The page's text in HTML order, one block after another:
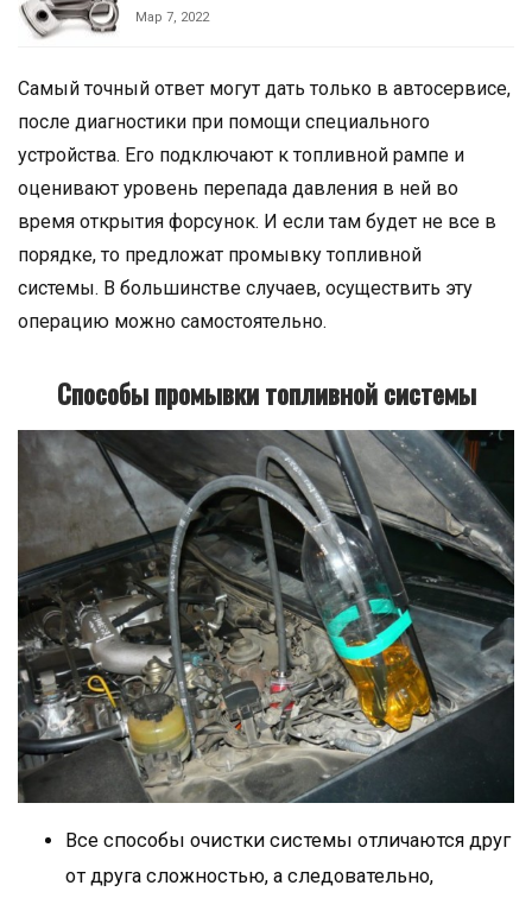
Мар 7, 2022
Самый точный ответ могут дать только в автосервисе,
после диагностики при помощи специального
устройства. Его подключают к топливной рампе и
оценивают уровень перепада давления в ней во
время открытия форсунок. И если там будет не все в
порядке, то предложат промывку топливной
системы. В большинстве случаев, осуществить эту
операцию можно самостоятельно.
Способы промывки топливной системы
Все способы очистки системы отличаются друг
от друга сложностью, а следовательно,